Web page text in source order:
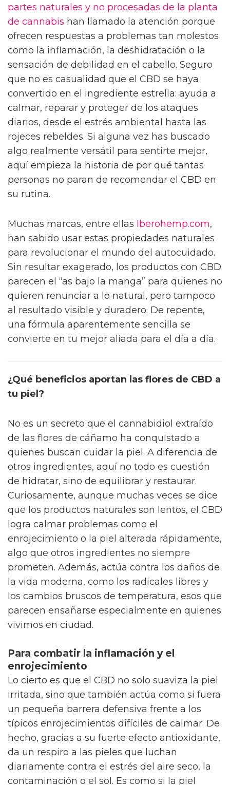
partes naturales y no procesadas de la planta
de cannabis han llamado la atención porque
ofrecen respuestas a problemas tan molestos
como la inflamación, la deshidratación o la
sensación de debilidad en el cabello. Seguro
que no es casualidad que el CBD se haya
convertido en el ingrediente estrella: ayuda a
calmar, reparar y proteger de los ataques
diarios, desde el estrés ambiental hasta las
rojeces rebeldes. Si alguna vez has buscado
algo realmente versátil para sentirte mejor,
aquí empieza la historia de por qué tantas
personas no paran de recomendar el CBD en
su rutina.
Muchas marcas, entre ellas Iberohemp.com,
han sabido usar estas propiedades naturales
para revolucionar el mundo del autocuidado.
Sin resultar exagerado, los productos con CBD
parecen el “as bajo la manga” para quienes no
quieren renunciar a lo natural, pero tampoco
al resultado visible y duradero. De repente,
una fórmula aparentemente sencilla se
convierte en tu mejor aliada para el día a día.
¿Qué beneficios aportan las flores de CBD a
tu piel?
No es un secreto que el cannabidiol extraído
de las flores de cáñamo ha conquistado a
quienes buscan cuidar la piel. A diferencia de
otros ingredientes, aquí no todo es cuestión
de hidratar, sino de equilibrar y restaurar.
Curiosamente, aunque muchas veces se dice
que los productos naturales son lentos, el CBD
logra calmar problemas como el
enrojecimiento o la piel alterada rápidamente,
algo que otros ingredientes no siempre
prometen. Además, actúa contra los daños de
la vida moderna, como los radicales libres y
los cambios bruscos de temperatura, esos que
parecen ensañarse especialmente en quienes
vivimos en ciudad.
Para combatir la inflamación y el
enrojecimiento
Lo cierto es que el CBD no solo suaviza la piel
irritada, sino que también actúa como si fuera
un pequeña barrera defensiva frente a los
típicos enrojecimientos difíciles de calmar. De
hecho, gracias a su fuerte efecto antioxidante,
da un respiro a las pieles que luchan
diariamente contra el estrés del aire seco, la
contaminación o el sol. Es como si la piel